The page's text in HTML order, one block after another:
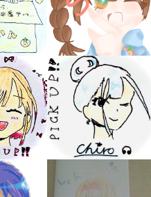
キミノラジオ配信中！
いろんな動画が
見られる